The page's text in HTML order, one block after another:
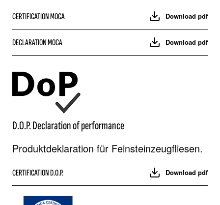
CERTIFICATION MOCA Download pdf
DECLARATION MOCA Download pdf
D.O.P. Declaration of performance
Produktdeklaration für Feinsteinzeugfliesen.
CERTIFICATION D.O.P. Download pdf